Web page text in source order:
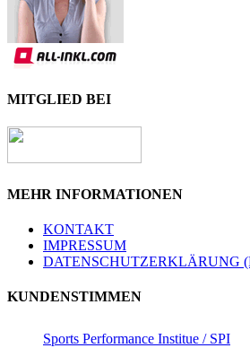
MITGLIED BEI
MEHR INFORMATIONEN
KONTAKT
IMPRESSUM
DATENSCHUTZERKLÄRUNG
KUNDENSTIMMEN
Sports Performance Institue / SPI